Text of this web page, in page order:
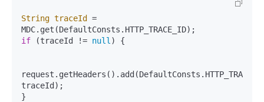
String traceId =
if (traceId != null ) {
traceId);